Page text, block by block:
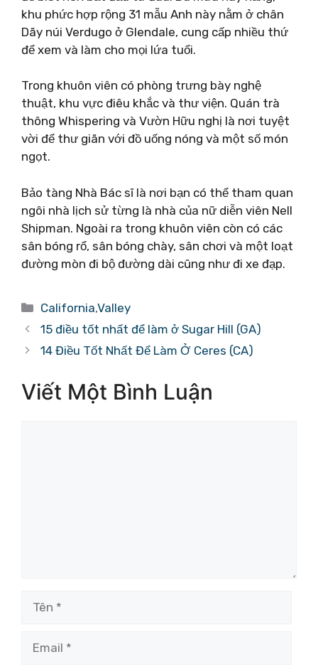
khu phức hợp rộng 31 mẫu Anh này nằm ở chân
Dãy núi Verdugo ở Glendale, cung cấp nhiều thứ
để xem và làm cho mọi lứa tuổi.
Trong khuôn viên có phòng trưng bày nghệ
thuật, khu vực điêu khắc và thư viện. Quán trà
thông Whispering và Vườn Hữu nghị là nơi tuyệt
vời để thư giãn với đồ uống nóng và một số món
ngọt.
Bảo tàng Nhà Bác sĩ là nơi bạn có thể tham quan
ngôi nhà lịch sử từng là nhà của nữ diễn viên Nell
Shipman. Ngoài ra trong khuôn viên còn có các
sân bóng rổ, sân bóng chày, sân chơi và một loạt
đường mòn đi bộ đường dài cũng như đi xe đạp.
Danh
mục
California,Valley
15 điều tốt nhất để làm ở Sugar Hill (GA)
14 Điều Tốt Nhất Để Làm Ở Ceres (CA)
Viết Một Bình Luận